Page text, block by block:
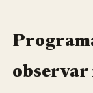
observar